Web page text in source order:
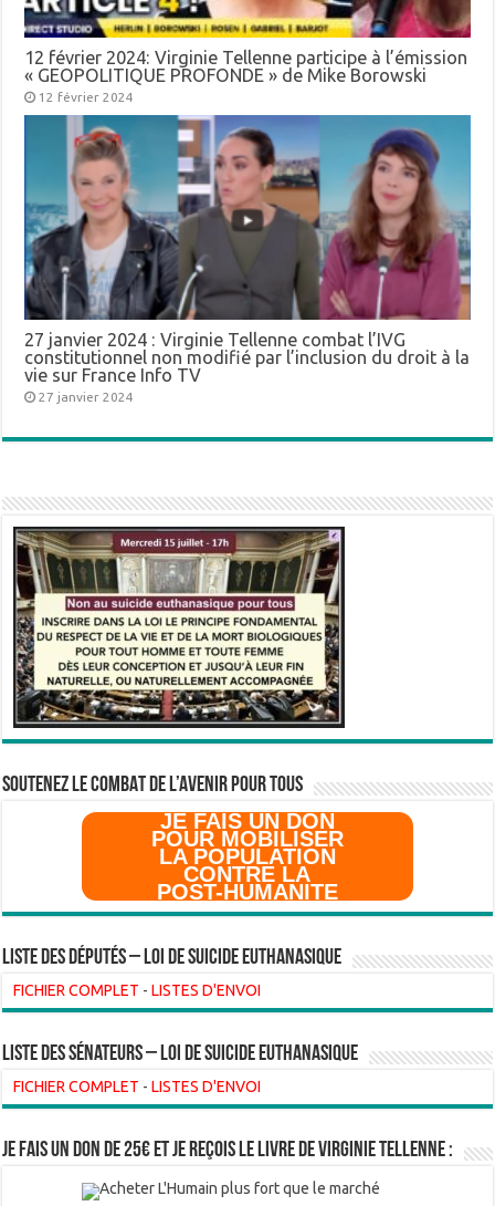
12 février 2024: Virginie Tellenne participe à l’émission
« GEOPOLITIQUE PROFONDE » de Mike Borowski
12 février 2024
27 janvier 2024 : Virginie Tellenne combat l’IVG
constitutionnel non modifié par l’inclusion du droit à la
vie sur France Info TV
27 janvier 2024
SOUTENEZ LE COMBAT DE L’AVenir pour Tous
JE FAIS UN DON
POUR MOBILISER
LA POPULATION
CONTRE LA
POST-HUMANITE
Liste des Députés – Loi de suicide euthanasique
FICHIER COMPLET -LISTES D'ENVOI
liste des sénateurs – loi de suicide euthanasique
FICHIER COMPLET -LISTES D'ENVOI
Je fais un don de 25€ et je reçois le livre de Virginie Tellenne :